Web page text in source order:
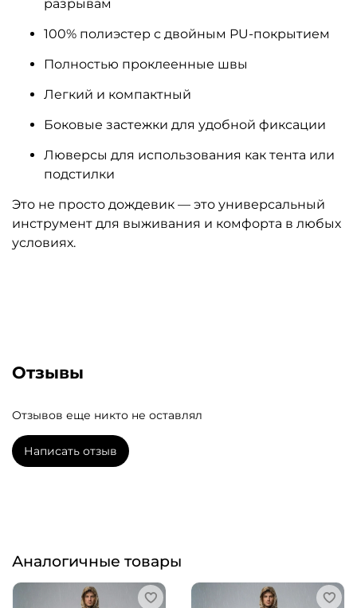
разрывам
100% полиэстер с двойным PU-покрытием
Полностью проклеенные швы
Легкий и компактный
Боковые застежки для удобной фиксации
Люверсы для использования как тента или
подстилки
Это не просто дождевик — это универсальный
инструмент для выживания и комфорта в любых
условиях.
Отзывы
Отзывов еще никто не оставлял
Написать отзыв
Аналогичные товары